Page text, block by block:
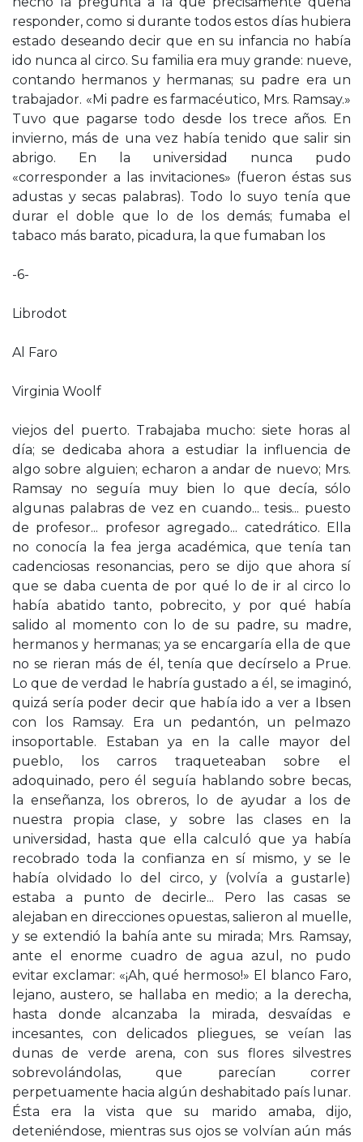
responder, como si durante todos estos días hubiera
estado deseando decir que en su infancia no había
ido nunca al circo. Su familia era muy grande: nueve,
contando hermanos y hermanas; su padre era un
trabajador. «Mi padre es farmacéutico, Mrs. Ramsay.»
Tuvo que pagarse todo desde los trece años. En
invierno, más de una vez había tenido que salir sin
abrigo. En la universidad nunca pudo
«corresponder a las invitaciones» (fueron éstas sus
adustas y secas palabras). Todo lo suyo tenía que
durar el doble que lo de los demás; fumaba el
tabaco más barato, picadura, la que fumaban los
-6-
Librodot
Al Faro
Virginia Woolf
viejos del puerto. Trabajaba mucho: siete horas al
día; se dedicaba ahora a estudiar la influencia de
algo sobre alguien; echaron a andar de nuevo; Mrs.
Ramsay no seguía muy bien lo que decía, sólo
algunas palabras de vez en cuando... tesis... puesto
de profesor... profesor agregado... catedrático. Ella
no conocía la fea jerga académica, que tenía tan
cadenciosas resonancias, pero se dijo que ahora sí
que se daba cuenta de por qué lo de ir al circo lo
había abatido tanto, pobrecito, y por qué había
salido al momento con lo de su padre, su madre,
hermanos y hermanas; ya se encargaría ella de que
no se rieran más de él, tenía que decírselo a Prue.
Lo que de verdad le habría gustado a él, se imaginó,
quizá sería poder decir que había ido a ver a Ibsen
con los Ramsay. Era un pedantón, un pelmazo
insoportable. Estaban ya en la calle mayor del
pueblo, los carros traqueteaban sobre el
adoquinado, pero él seguía hablando sobre becas,
la enseñanza, los obreros, lo de ayudar a los de
nuestra propia clase, y sobre las clases en la
universidad, hasta que ella calculó que ya había
recobrado toda la confianza en sí mismo, y se le
había olvidado lo del circo, y (volvía a gustarle)
estaba a punto de decirle... Pero las casas se
alejaban en direcciones opuestas, salieron al muelle,
y se extendió la bahía ante su mirada; Mrs. Ramsay,
ante el enorme cuadro de agua azul, no pudo
evitar exclamar: «¡Ah, qué hermoso!» El blanco Faro,
lejano, austero, se hallaba en medio; a la derecha,
hasta donde alcanzaba la mirada, desvaídas e
incesantes, con delicados pliegues, se veían las
dunas de verde arena, con sus flores silvestres
sobrevolándolas, que parecían correr
perpetuamente hacia algún deshabitado país lunar.
Ésta era la vista que su marido amaba, dijo,
deteniéndose, mientras sus ojos se volvían aún más